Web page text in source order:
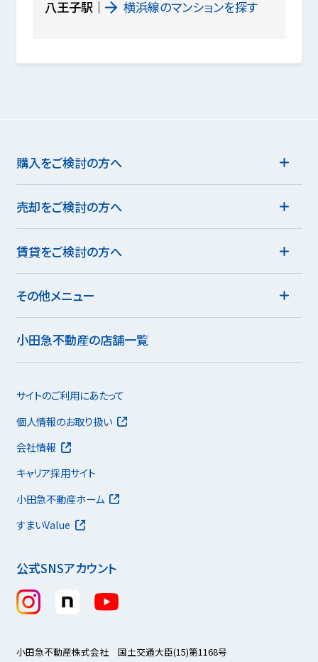
八王子駅
横浜線のマンションを探す
購入をご検討の方へ
売却をご検討の方へ
賃貸をご検討の方へ
その他メニュー
小田急不動産の店舗一覧
公式SNSアカウント
サイトのご利用にあたって
個人情報のお取り扱い
会社情報
キャリア採用サイト
小田急不動産ホーム
すまいValue
小田急不動産株式会社 国土交通大臣(15)第1168号